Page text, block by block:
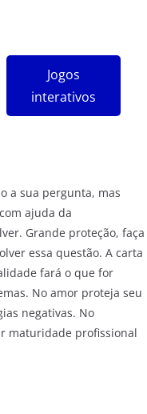
Jogos
interativos
a sua pergunta, mas
ajuda da
Grande proteção, faça
essa questão. A carta
fará o que for
No amor proteja seu
negativas. No
maturidade profissional